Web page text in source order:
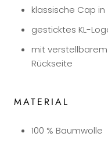
klassische Cap
gesticktes KL-
mit
Rückseite
MATERIAL
100 % Baumwolle